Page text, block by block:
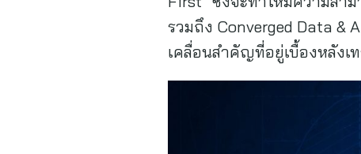
รวมถึง Converged Data &
เคลื่อนสำคัญที่อยู่เบื้องหลังเ